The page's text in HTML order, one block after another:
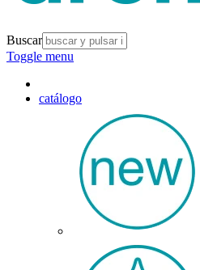
Buscar
Toggle menu
catálogo